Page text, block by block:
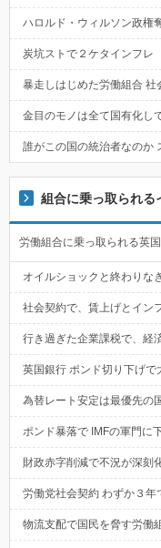
ハロルド・ウィルソン政権
炭坑ストで２ケタインフ
暴走しはじめた労働組合 社
金目のモノは全て国有化し
誰がこの国の統治者なのか
組合に乗っ取られる
労働組合に乗っ取られる英
オイルショックと終わりな
社会契約で、賃上げとイン
行き過ぎた企業課税で、経
英国銀行 ポンド切り下げで
為替レート安定は最優先の
ポンド暴落で IMFの軍門に
財政赤字削減で不況が深刻
労働党社会契約 わずか３年
物流支配で国民を脅す労働